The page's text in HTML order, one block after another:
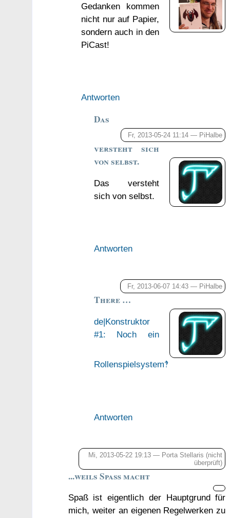
Gedanken kommen
nicht nur auf Papier,
sondern auch in den
PiCast!
Antworten
Fr, 2013-05-24 11:14 — PiHalbe
Das
versteht sich
von selbst.
Das versteht
sich von selbst.
Antworten
Fr, 2013-06-07 14:43 — PiHalbe
There …
de|Konstruktor
#1: Noch ein
Rollenspielsystem‽
Antworten
Mi, 2013-05-22 19:13 — Porta Stellaris (nicht
überprüft)
...weils Spaß macht
Spaß ist eigentlich der Hauptgrund für
mich, weiter an eigenen Regelwerken zu